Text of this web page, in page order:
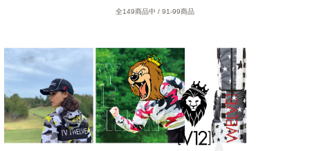
全149商品中 / 91-99商品